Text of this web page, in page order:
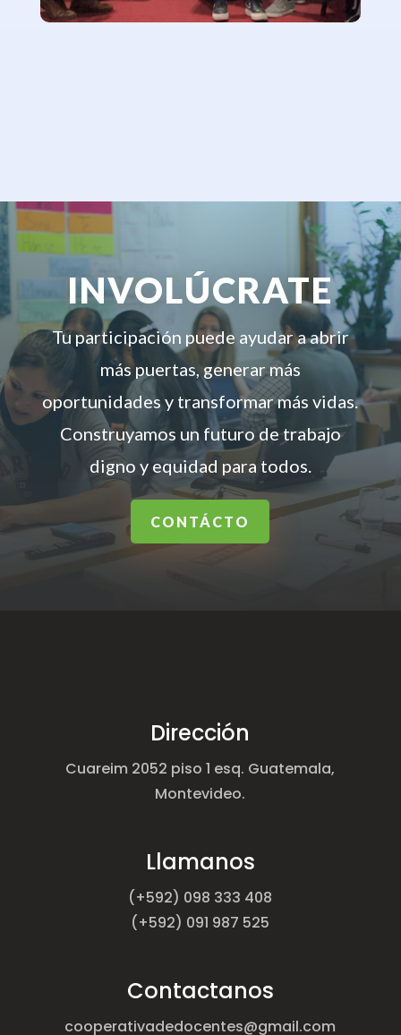
INVOLÚCRATE
Tu participación puede ayudar a abrir
más puertas, generar más
oportunidades y transformar más vidas.
Construyamos un futuro de trabajo
digno y equidad para todos.
CONTÁCTO
Dirección
Cuareim 2052 piso 1 esq. Guatemala,
Montevideo.
Llamanos
(+592) 098 333 408
(+592) 091 987 525
Contactanos
cooperativadedocentes@gmail.com